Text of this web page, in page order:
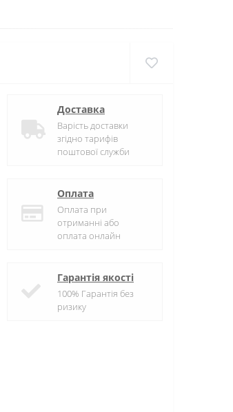
Доставка
Варість доставки
згідно тарифів
поштової служби
Оплата
Оплата при
отриманні або
оплата онлайн
Гарантія якості
100% Гарантія без
ризику